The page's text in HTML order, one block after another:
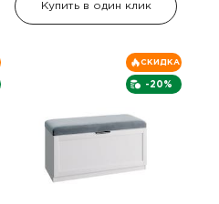
Купить в один клик
-20%
СКИДКА